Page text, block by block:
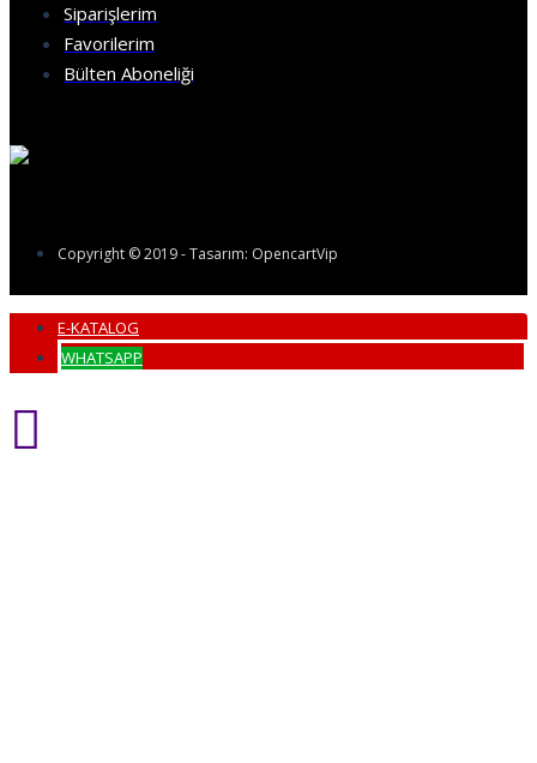
Siparişlerim
Favorilerim
Bülten Aboneliği
Copyright © 2019 - Tasarım: OpencartVip
E-KATALOG
WHATSAPP